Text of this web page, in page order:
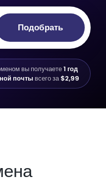
Подобрать
вы получаете1 год
почтывсего за$2,99